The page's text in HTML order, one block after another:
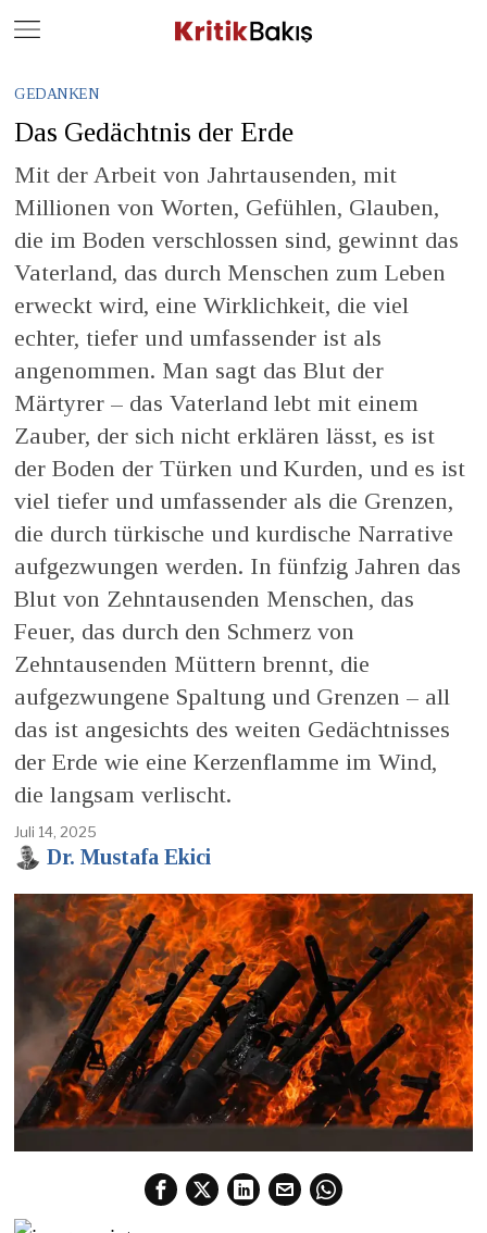
GEDANKEN
Das Gedächtnis der Erde
Mit der Arbeit von Jahrtausenden, mit
Millionen von Worten, Gefühlen, Glauben,
die im Boden verschlossen sind, gewinnt das
Vaterland, das durch Menschen zum Leben
erweckt wird, eine Wirklichkeit, die viel
echter, tiefer und umfassender ist als
angenommen. Man sagt das Blut der
Märtyrer – das Vaterland lebt mit einem
Zauber, der sich nicht erklären lässt, es ist
der Boden der Türken und Kurden, und es ist
viel tiefer und umfassender als die Grenzen,
die durch türkische und kurdische Narrative
aufgezwungen werden. In fünfzig Jahren das
Blut von Zehntausenden Menschen, das
Feuer, das durch den Schmerz von
Zehntausenden Müttern brennt, die
aufgezwungene Spaltung und Grenzen – all
das ist angesichts des weiten Gedächtnisses
der Erde wie eine Kerzenflamme im Wind,
die langsam verlischt.
Juli 14, 2025
Dr. Mustafa Ekici